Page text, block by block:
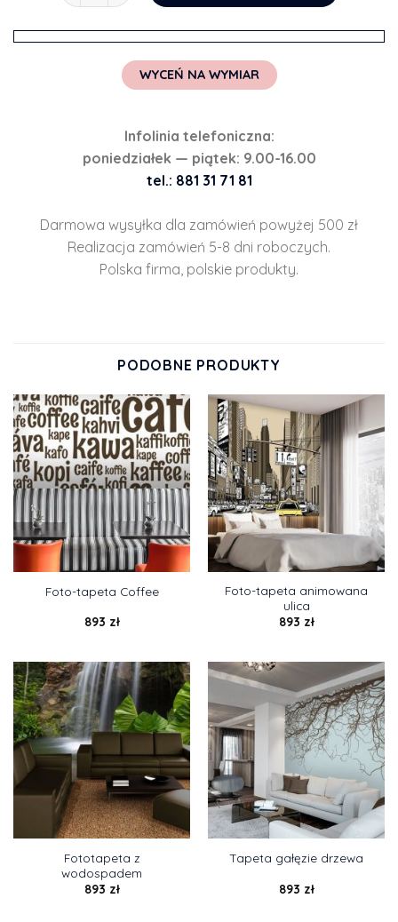
WYCEŃ NA WYMIAR
Infolinia telefoniczna:
poniedziałek — piątek: 9.00-16.00
tel.: 881 31 71 81
Darmowa wysyłka dla zamówień powyżej 500 zł
Realizacja zamówień 5-8 dni roboczych.
Polska firma, polskie produkty.
PODOBNE PRODUKTY
Foto-tapeta Coffee
893 zł
Foto-tapeta animowana
ulica
893 zł
Fototapeta z
wodospadem
893 zł
Tapeta gałęzie drzewa
893 zł